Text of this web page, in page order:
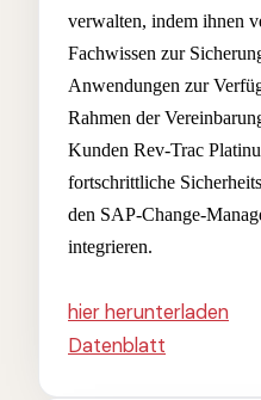
verwalten, indem ihnen
Fachwissen zur
Anwendungen zur
Rahmen der
Kunden Rev-Trac
fortschrittliche
den SAP-Change-
integrieren.
hier herunterladen
Datenblatt